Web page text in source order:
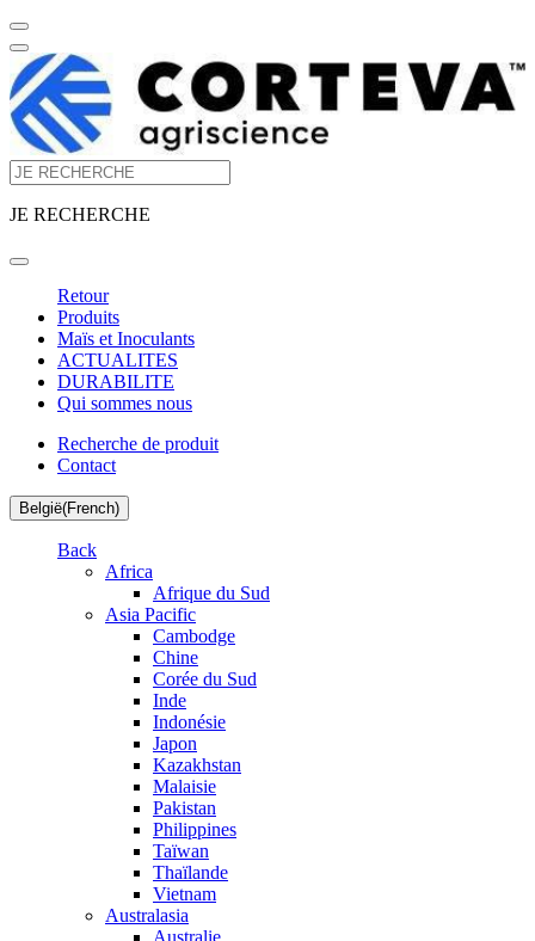
JE RECHERCHE
Retour
Produits
Maïs et Inoculants
ACTUALITES
DURABILITE
Qui sommes nous
Recherche de produit
Contact
België(French)
Back
Africa
Afrique du Sud
Asia Pacific
Cambodge
Chine
Corée du Sud
Inde
Indonésie
Japon
Kazakhstan
Malaisie
Pakistan
Philippines
Taïwan
Thaïlande
Vietnam
Australasia